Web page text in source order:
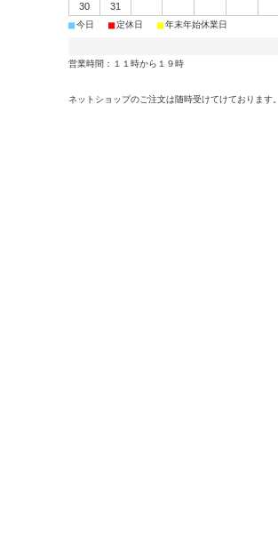
30
31
■今日 ■定休日 ■年末年始休業日
営業時間：１１時から１９時
ネットショップのご注文は随時受けてけております。